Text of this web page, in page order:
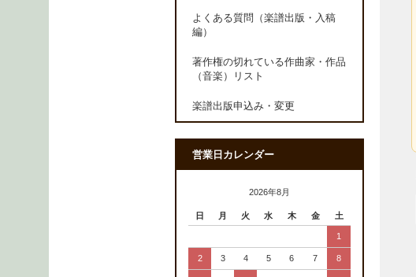
よくある質問（楽譜出版・入稿
編）
著作権の切れている作曲家・作品
（音楽）リスト
楽譜出版申込み・変更
営業日カレンダー
2026年8月
日 月 火 水 木 金 土
1
2 3 4 5 6 7 8